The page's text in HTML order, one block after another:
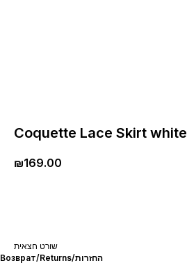
Coquette Lace Skirt white
₪169.00
‏שורט חצאית
Возврат/Returns/החזרות